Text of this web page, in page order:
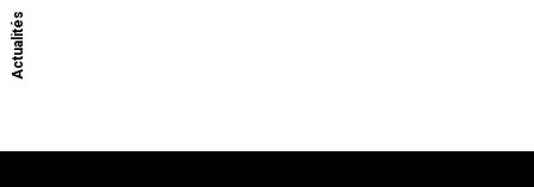
Actualités